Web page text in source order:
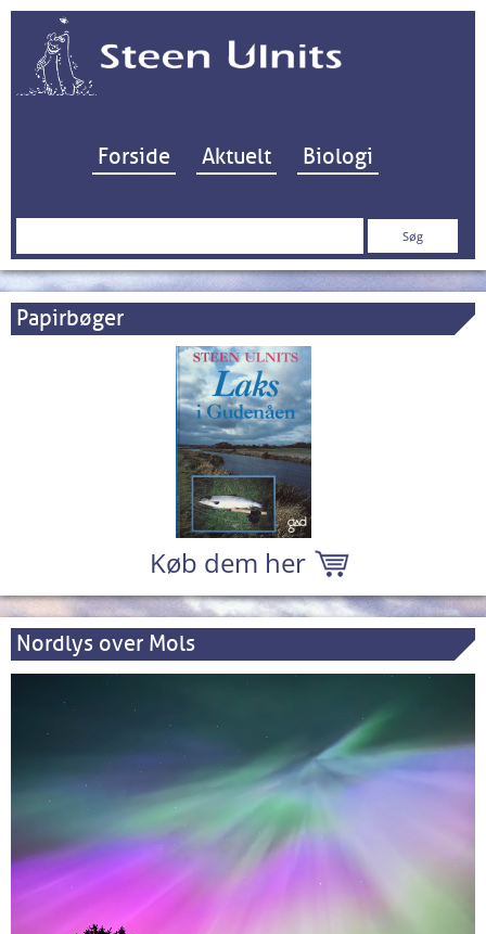
Hop til indhold
Forside Aktuelt Biologi
Søg
Papirbøger
Køb dem her
Nordlys over Mols